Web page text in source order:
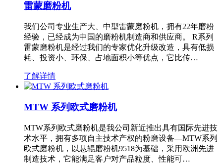
雷蒙磨粉机
我们公司专业生产大、中型雷蒙磨粉机，拥有22年磨粉
经验，已经成为中国的磨粉机制造商和供应商。 R系列
雷蒙磨粉机是经过我们的专家优化升级改造，具有低损
耗、投资小、环保、占地面积小等优点，它比传…
了解详情
MTW 系列欧式磨粉机
MTW系列欧式磨粉机是我公司新近推出具有国际先进技
术水平，拥有多项自主技术产权的粉磨设备—MTW系列
欧式磨粉机，以悬辊磨粉机9518为基础，采用欧洲先进
制造技术，它能满足客户对产品粒度、性能可…